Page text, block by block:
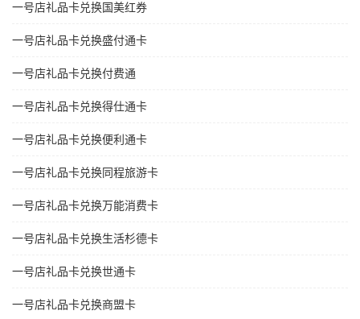
一号店礼品卡兑换国美红券
一号店礼品卡兑换盛付通卡
一号店礼品卡兑换付费通
一号店礼品卡兑换得仕通卡
一号店礼品卡兑换便利通卡
一号店礼品卡兑换同程旅游卡
一号店礼品卡兑换万能消费卡
一号店礼品卡兑换生活杉德卡
一号店礼品卡兑换世通卡
一号店礼品卡兑换商盟卡